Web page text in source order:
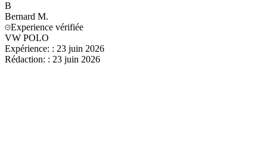
B
Bernard M.
Experience vérifiée
VW POLO
Expérience: : 23 juin 2026
Rédaction: : 23 juin 2026